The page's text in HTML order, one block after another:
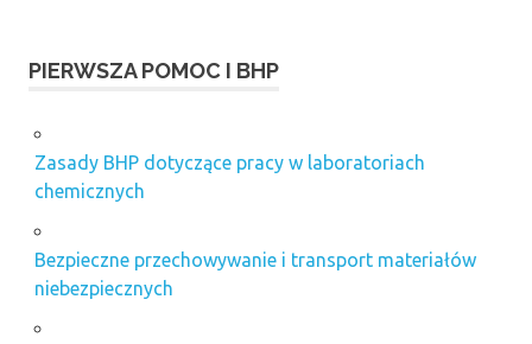
PIERWSZA POMOC I BHP
Zasady BHP dotyczące pracy w laboratoriach
chemicznych
Bezpieczne przechowywanie i transport materiałów
niebezpiecznych